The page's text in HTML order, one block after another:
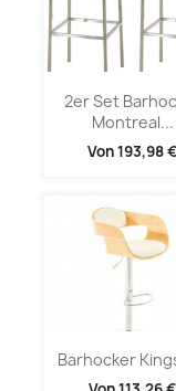
2er Set
Montreal...
Von193,98 €
Barhocker